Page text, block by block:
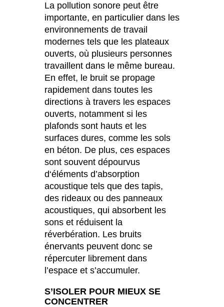
Portugal (PT)
(QA)
Reste du monde
Roumanie(RO)
Russie(RU)
République tchèque(CZ)
Serbie(RS)
Singapour (SG)
Slovaquie(SK)
Slovénie(SI)
Suisse(CH)
Suède
Sénégal(SN)
Tanzanie (TZ)
Taïwan(TW)
Thaïlande(TH)
Tunisien
Ukraine(UA)
Égypte(EG)
La pollution sonore peut être
importante, en particulier dans les
environnements de travail
modernes tels que les plateaux
ouverts, où plusieurs personnes
travaillent dans le même bureau.
En effet, le bruit se propage
rapidement dans toutes les
directions à travers les espaces
ouverts, notamment si les
plafonds sont hauts et les
surfaces dures, comme les sols
en béton. De plus, ces espaces
sont souvent dépourvus
d‘éléments d’absorption
acoustique tels que des tapis,
des rideaux ou des panneaux
acoustiques, qui absorbent les
sons et réduisent la
réverbération. Les bruits
énervants peuvent donc se
répercuter librement dans
l’espace et s’accumuler.
S’ISOLER POUR MIEUX SE
CONCENTRER